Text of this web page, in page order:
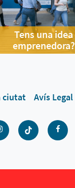
Tens una idea
emprenedora?
ciutat Avís Legal